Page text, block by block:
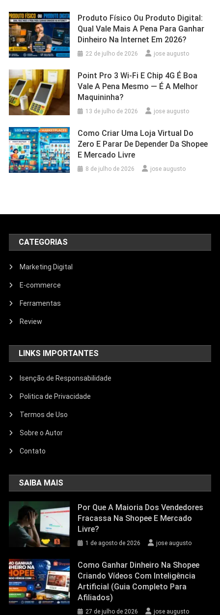
Produto Físico Ou Produto Digital:
Qual Vale Mais A Pena Para Ganhar
Dinheiro Na Internet Em 2026?
22 de julho de 2026 jose augusto
Point Pro 3 Wi‑Fi E Chip 4G É Boa
Vale A Pena Mesmo — É A Melhor
Maquininha?
13 de julho de 2026 jose augusto
Como Criar Uma Loja Virtual Do
Zero E Parar De Depender Da Shopee
E Mercado Livre
8 de julho de 2026 jose augusto
CATEGORIAS
Marketing Digital
E-commerce
Ferramentas
Review
LINKS IMPORTANTES
Isenção de Responsabilidade
Politica de Privacidade
Termos de Uso
Sobre o Autor
Contato
SAIBA MAIS
Por Que A Maioria Dos Vendedores
Fracassa Na Shopee E Mercado
Livre?
1 de agosto de 2026 jose augusto
Como Ganhar Dinheiro Na Shopee
Criando Vídeos Com Inteligência
Artificial (Guia Completo Para
Afiliados)
27 de julho de 2026 jose augusto